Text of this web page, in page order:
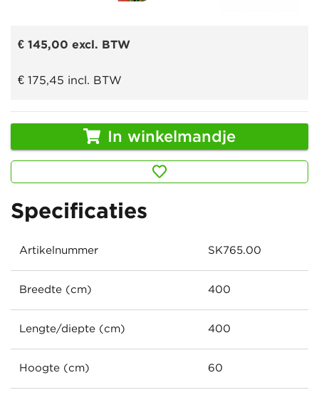
€ 145,00 excl. BTW
€ 175,45 incl. BTW
In winkelmandje
Specificaties
Artikelnummer SK765.00
Breedte (cm) 400
Lengte/diepte (cm) 400
Hoogte (cm) 60